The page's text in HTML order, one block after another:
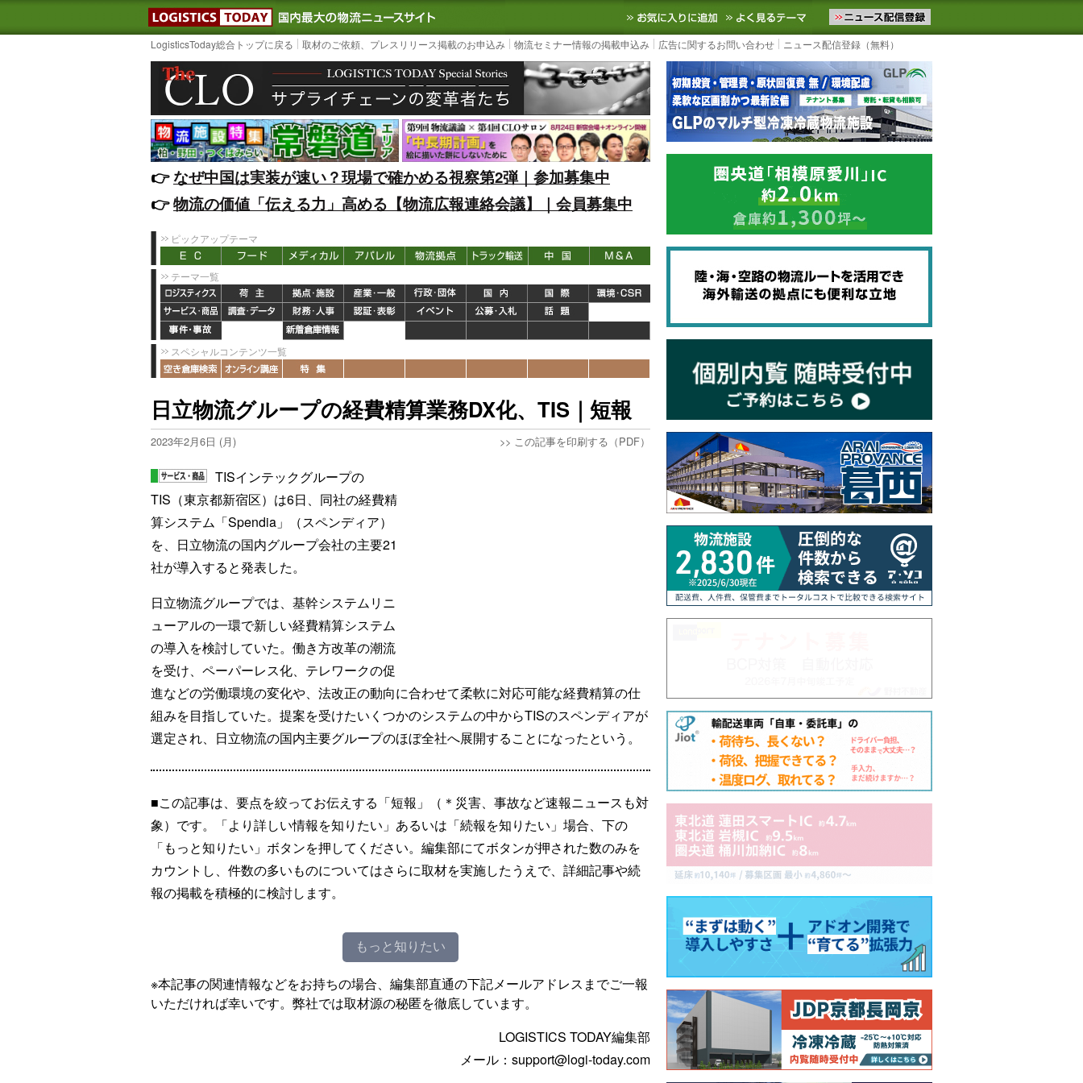
LOGISTICS TODAY｜国内最大の物流ニュースサイト3PL, SCMなど国内外の最新の物流ニュースをお届けします。物流ニュースメール配信を登録す
お気に入りに追加 よく見るテーマ
LogisticsToday総合トップに戻る 取材のご依頼、プレスリリース掲載のお申込み 物流セミナー情報の掲載申込み 広告に関するお問い合わせ ニュース配信登録（無料）
👉️なぜ中国は実装が速い？現場で確かめる視察第2弾｜参加募集中
👉️物流の価値「伝える力」高める【物流広報連絡会議】｜会員募集中
ピックアップテーマ
テーマ一覧
スペシャルコンテンツ一覧
日立物流グループの経費精算業務DX化、TIS｜短報
2023年2月6日 (月) >> この記事を印刷する（PDF）
TISインテックグループの
TIS（東京都新宿区）は6日、同社の経費精
算システム「Spendia」（スペンディア）
を、日立物流の国内グループ会社の主要21
社が導入すると発表した。
日立物流グループでは、基幹システムリニ
ューアルの一環で新しい経費精算システム
の導入を検討していた。働き方改革の潮流
を受け、ペーパーレス化、テレワークの促
進などの労働環境の変化や、法改正の動向に合わせて柔軟に対応可能な経費精算の仕
組みを目指していた。提案を受けたいくつかのシステムの中からTISのスペンディアが
選定され、日立物流の国内主要グループのほぼ全社へ展開することになったという。
■この記事は、要点を絞ってお伝えする「短報」（＊災害、事故など速報ニュースも対
象）です。「より詳しい情報を知りたい」あるいは「続報を知りたい」場合、下の
「もっと知りたい」ボタンを押してください。編集部にてボタンが押された数のみを
カウントし、件数の多いものについてはさらに取材を実施したうえで、詳細記事や続
報の掲載を積極的に検討します。
もっと知りたい
※本記事の関連情報などをお持ちの場合、編集部直通の下記メールアドレスまでご一報
いただければ幸いです。弊社では取材源の秘匿を徹底しています。
LOGISTICS TODAY編集部
メール：support@logi-today.com